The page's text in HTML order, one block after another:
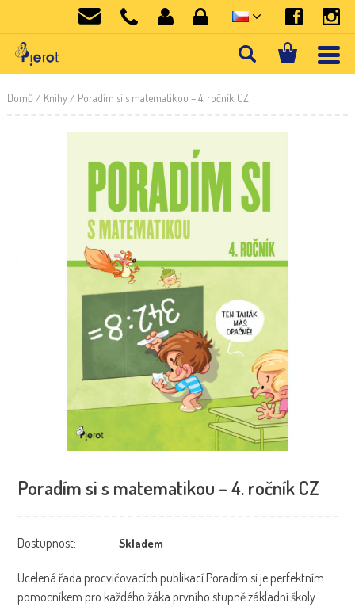
Domů / Knihy/ Poradím si s matematikou – 4. ročník CZ
Poradím si s matematikou – 4. ročník CZ
Dostupnost: Skladem
Ucelená řada procvičovacích publikací Poradím si je perfektním
pomocníkem pro každého žáka prvního stupně základní školy.